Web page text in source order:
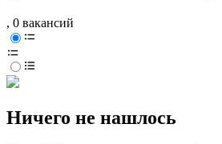
, 0 вакансий
Ничего не нашлось